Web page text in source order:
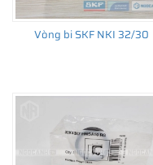
Vòng bi SKF NKI 32/30